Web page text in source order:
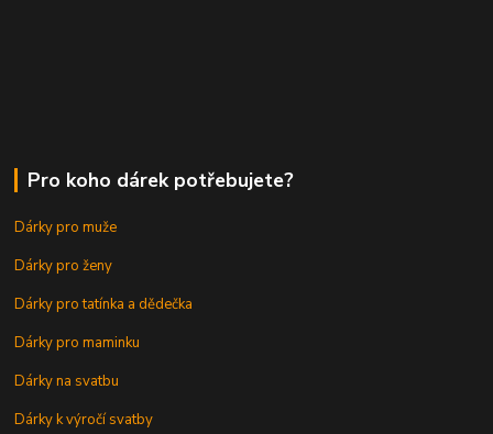
Pro koho dárek potřebujete?
Dárky pro muže
Dárky pro ženy
Dárky pro tatínka a dědečka
Dárky pro maminku
Dárky na svatbu
Dárky k výročí svatby